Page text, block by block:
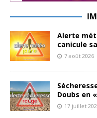
Alerte
canicule
7 août 2026
Doubs en
17 juillet